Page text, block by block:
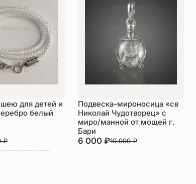
для детей и
белый
₽
Подвеска-мироносица «св
Николай Чудотворец» с
миро/манной от мощей г.
Бари
6 000 ₽10 999₽